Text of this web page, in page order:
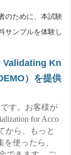
のために、本試験
サンプルを体験し
Validating Kn
）を提供
す。お客様が
for Acco
から、もっと
使ったら、